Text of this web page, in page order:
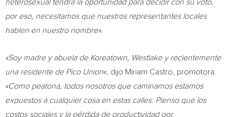
heterosexual tendrá la oportunidad para decidir con su voto,
por eso, necesitamos que nuestros representantes locales
hablen en nuestro nombre».
«Soy madre y abuela de Koreatown, Westlake y recientemente
una residente de Pico Union«, dijo Miriam Castro, promotora.
«Como peatona, todos nosotros que caminamos estamos
expuestos a cualquier cosa en estas calles. Pienso que los
costos sociales y la pérdida de productividad por